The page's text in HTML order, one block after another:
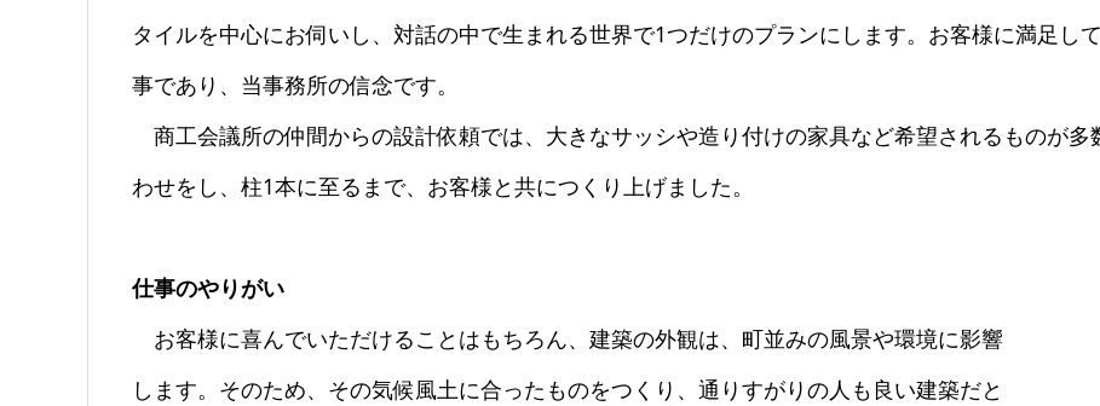
タイルを中心にお伺いし、対話の中で生まれる世界で1つだけのプランにします。お客様に満足し
事であり、当事務所の信念です。
商工会議所の仲間からの設計依頼では、大きなサッシや造り付けの家具など希望されるものが
わせをし、柱1本に至るまで、お客様と共につくり上げました。
仕事のやりがい
お客様に喜んでいただけることはもちろん、建築の外観は、町並みの風景や環境に影響
します。そのため、その気候風土に合ったものをつくり、通りすがりの人も良い建築だと